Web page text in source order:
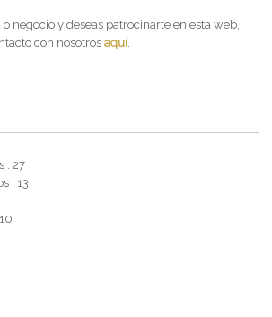
negocio y deseas patrocinarte en esta web,
con nosotros aquí.
: 27
: 13